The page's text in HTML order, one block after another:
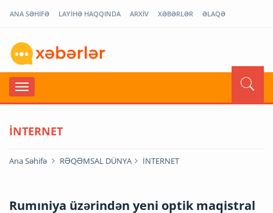
ANA SƏHİFƏ LAYİHƏ HAQQINDA ARXİV XƏBƏRLƏR ƏLAQƏ
İNTERNET
Ana Səhifə RƏQƏMSAL DÜNYA İNTERNET
Rumıniya üzərindən yeni optik maqistral